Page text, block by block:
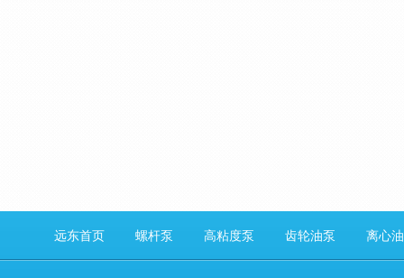
远东首页 螺杆泵 高粘度泵 齿轮油泵 离心